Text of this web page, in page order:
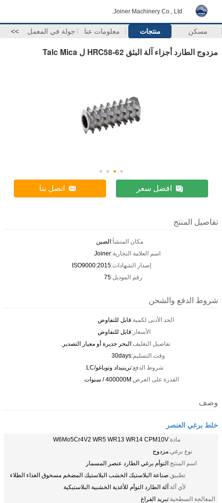
Joiner Machinery Co., Ltd.
مسكن منتجات معلومات عنا جولة في المعمل >>
مزدوج الطارد أجزاء آلة البثق HRC58-62 ل Talc Mica
افضل سعر اتصل بنا
تفاصيل المنتج
مكان المنشأ:الصين
اسم العلامة التجارية:Joiner
إصدار الشهادات:ISO9000:2015
رقم الموديل:75
شروط الدفع والشحن
الحد الأدنى لكمية:قابل للتفاوض
الأسعار:قابل للتفاوض
تفاصيل التغليف:البحر جديرة أو معيار التصدير.
وقت التسليم:30days
شروط الدفع:ترينيداد وتوباغو/LC
القدرة على العرض:400000M / سنوات
وصف
خلط برغي العنصر
مادة:W6Mo5Cr4V2 WR5 WR13 WR14 CPM10V
نوع برغي:مزدوج
اسم المنتج:التوأم برغي الطارد عنصر المسمار
تطبيق:صناعة البلاستيك الخشب البلاستيك المضخم مسحوق الغذاء الطلاء
لأي آلة:آلة الطارد التوأم للأغذية الخشبية البلاستيكية
المعالجة السطحية:تبريد الفراغ